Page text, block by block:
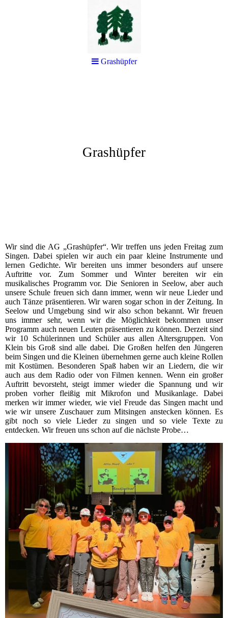
Grashüpfer
Wir sind die AG „Grashüpfer“. Wir treffen uns jeden Freitag zum
Singen. Dabei spielen wir auch ein paar kleine Instrumente und
lernen Gedichte. Wir bereiten uns immer besonders auf unsere
Auftritte vor. Zum Sommer und Winter bereiten wir ein
musikalisches Programm vor. Die Senioren in Seelow, aber auch
unsere Schule freuen sich dann immer, wenn wir neue Lieder und
auch Tänze präsentieren. Wir waren sogar schon in der Zeitung. In
Seelow und Umgebung sind wir also schon bekannt. Wir freuen
uns immer sehr, wenn wir die Möglichkeit bekommen unser
Programm auch neuen Leuten präsentieren zu können. Derzeit sind
wir 10 Schülerinnen und Schüler aus allen Altersgruppen. Von
Klein bis Groß sind alle dabei. Die Großen helfen den Jüngeren
beim Singen und die Kleinen übernehmen gerne auch kleine Rollen
mit Kostümen. Besonderen Spaß haben wir an Liedern, die wir
auch aus dem Radio oder von Filmen kennen. Wenn ein großer
Auftritt bevorsteht, steigt immer wieder die Spannung und wir
proben vorher fleißig mit Mikrofon und Musikanlage. Dabei
merken wir immer wieder, wie viel Freude das Singen macht und
wie wir unsere Zuschauer zum Mitsingen anstecken können. Es
gibt noch so viele Lieder zu singen und so viele Texte zu
entdecken. Wir freuen uns schon auf die nächste Probe…
Grashüpfer